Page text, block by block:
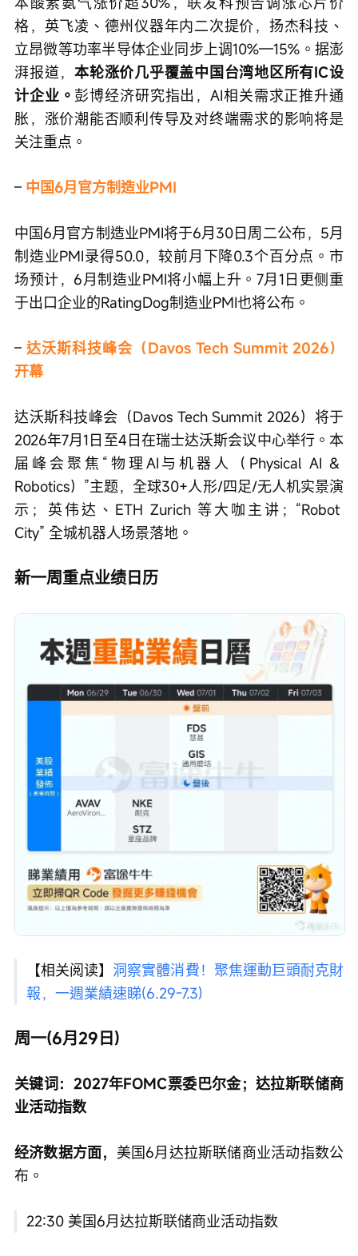
格，英飞凌、德州仪器年内二次提价，扬杰科技、
立昂微等功率半导体企业同步上调10%—15%。据澎
湃报道，本轮涨价几乎覆盖中国台湾地区所有IC设
计企业。 彭博经济研究指出，AI相关需求正推升通
胀，涨价潮能否顺利传导及对终端需求的影响将是
关注重点。
– 中国6月官方制造业PMI
中国6月官方制造业PMI将于6月30日周二公布，5月
制造业PMI录得50.0，较前月下降0.3个百分点。市
场预计，6月制造业PMI将小幅上升。7月1日更侧重
于出口企业的RatingDog制造业PMI也将公布。
– 达沃斯科技峰会（Davos Tech Summit 2026）
开幕
达沃斯科技峰会（Davos Tech Summit 2026）将于
2026年7月1日至4日在瑞士达沃斯会议中心举行。本
届峰会聚焦“物理AI与机器人（Physical AI &
Robotics）”主题，全球30+人形/四足/无人机实景演
示；英伟达、ETH Zurich 等大咖主讲；“Robot
City” 全城机器人场景落地。
新一周重点业绩日历
【相关阅读】洞察實體消費！聚焦運動巨頭耐克財
報，一週業績速睇(6.29-7.3)
周一(6月29日)
关键词：2027年FOMC票委巴尔金；达拉斯联储商
业活动指数
经济数据方面， 美国6月达拉斯联储商业活动指数公
布。
22:30 美国6月达拉斯联储商业活动指数